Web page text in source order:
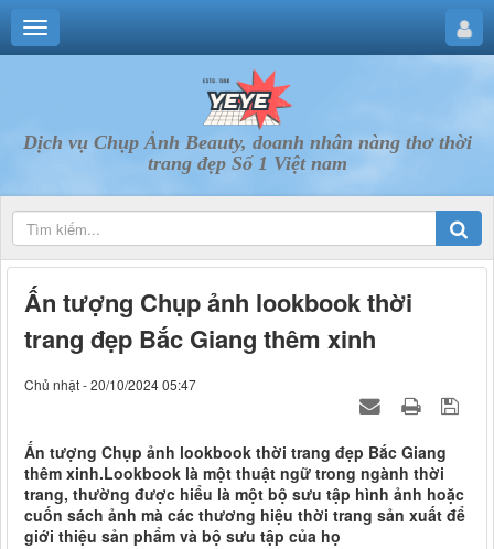
Dịch vụ Chụp Ảnh Beauty, doanh nhân nàng thơ thời
trang đẹp Số 1 Việt nam
Ấn tượng Chụp ảnh lookbook thời
trang đẹp Bắc Giang thêm xinh
Chủ nhật - 20/10/2024 05:47
Ấn tượng Chụp ảnh lookbook thời trang đẹp Bắc Giang
thêm xinh.Lookbook là một thuật ngữ trong ngành thời
trang, thường được hiểu là một bộ sưu tập hình ảnh hoặc
cuốn sách ảnh mà các thương hiệu thời trang sản xuất để
giới thiệu sản phẩm và bộ sưu tập của họ